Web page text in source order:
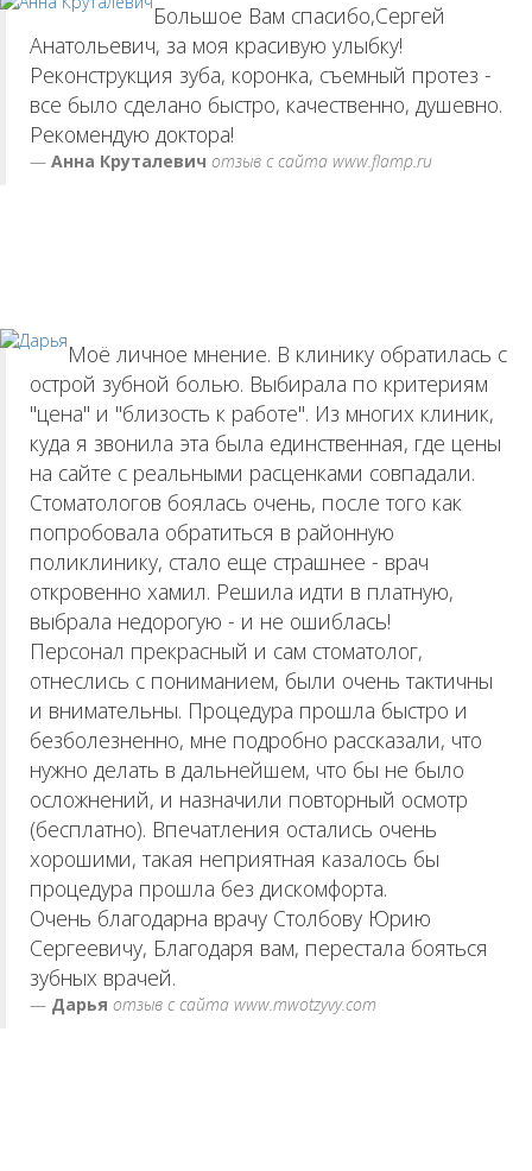
Большое Вам спасибо,Сергей
Анатольевич, за моя красивую улыбку!
Реконструкция зуба, коронка, съемный протез -
все было сделано быстро, качественно, душевно.
Рекомендую доктора!
Анна Круталевич отзыв с сайта www.flamp.ru
Моё личное мнение. В клинику обратилась с
острой зубной болью. Выбирала по критериям
"цена" и "близость к работе". Из многих клиник,
куда я звонила эта была единственная, где цены
на сайте с реальными расценками совпадали.
Стоматологов боялась очень, после того как
попробовала обратиться в районную
поликлинику, стало еще страшнее - врач
откровенно хамил. Решила идти в платную,
выбрала недорогую - и не ошиблась!
Персонал прекрасный и сам стоматолог,
отнеслись с пониманием, были очень тактичны
и внимательны. Процедура прошла быстро и
безболезненно, мне подробно рассказали, что
нужно делать в дальнейшем, что бы не было
осложнений, и назначили повторный осмотр
(бесплатно). Впечатления остались очень
хорошими, такая неприятная казалось бы
процедура прошла без дискомфорта.
Очень благодарна врачу Столбову Юрию
Сергеевичу, Благодаря вам, перестала бояться
зубных врачей.
Дарья отзыв с сайта www.mwotzyvy.com